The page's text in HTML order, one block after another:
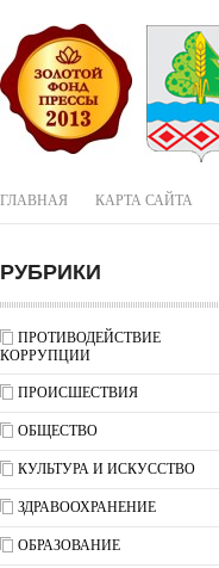
ГЛАВНАЯ КАРТА САЙТА
РУБРИКИ
ПРОТИВОДЕЙСТВИЕ
КОРРУПЦИИ
ПРОИСШЕСТВИЯ
ОБЩЕСТВО
КУЛЬТУРА И ИСКУССТВО
ЗДРАВООХРАНЕНИЕ
ОБРАЗОВАНИЕ